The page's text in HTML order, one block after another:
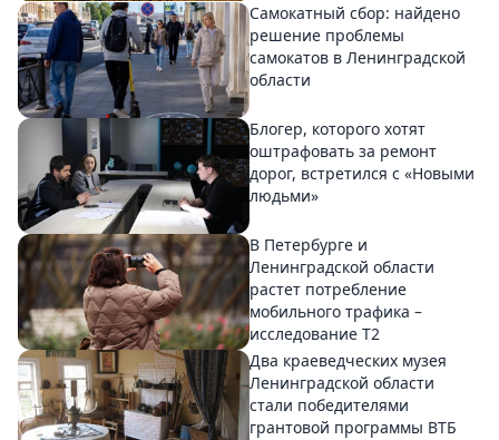
Самокатный сбор: найдено
решение проблемы
самокатов в Ленинградской
области
Блогер, которого хотят
оштрафовать за ремонт
дорог, встретился с «Новыми
людьми»
В Петербурге и
Ленинградской области
растет потребление
мобильного трафика –
исследование T2
Два краеведческих музея
Ленинградской области
стали победителями
грантовой программы ВТБ